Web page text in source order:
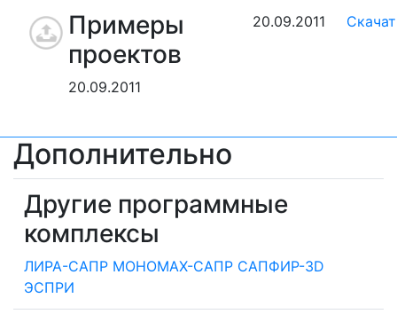
Примеры
проектов
20.09.2011
20.09.2011
Дополнительно
Другие программные
комплексы
ЛИРА-САПР МОНОМАХ-САПР САПФИР-3D
ЭСПРИ